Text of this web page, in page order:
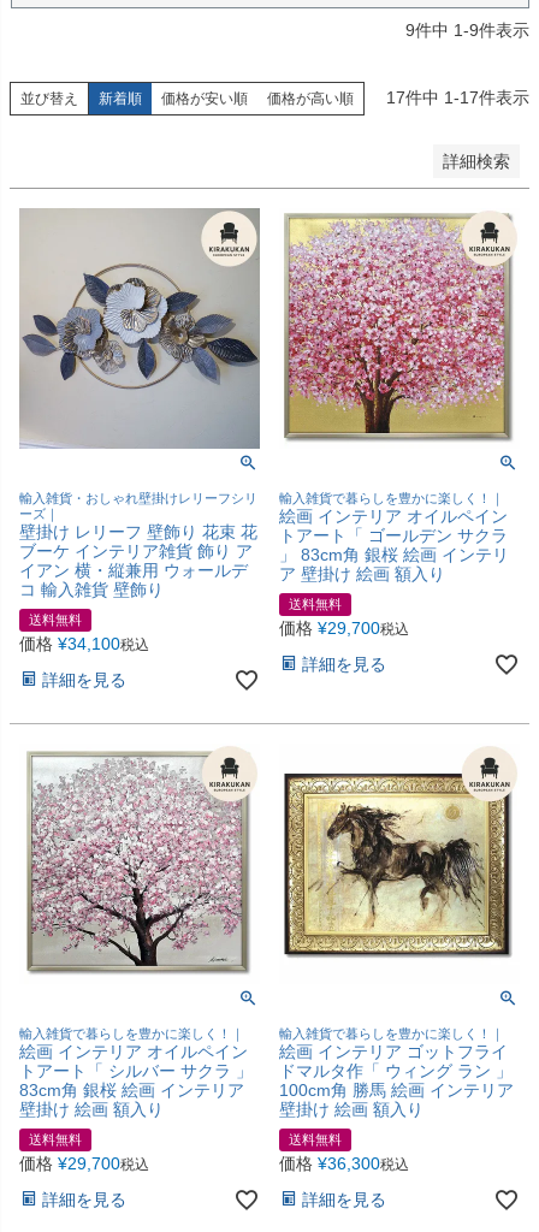
9件中 1-9件表示
並び替え 新着順 価格が安い順 価格が高い順 17件中 1-17件表示
詳細検索
優先度順
検索
輸入雑貨・おしゃれ壁掛けレリーフシリ
ーズ｜
壁掛け レリーフ 壁飾り 花束 花
ブーケ インテリア雑貨 飾り ア
イアン 横・縦兼用 ウォールデ
コ 輸入雑貨 壁飾り
送料無料
価格 ¥34,100税込
詳細を見る
輸入雑貨で暮らしを豊かに楽しく！｜
絵画 インテリア オイルペイン
トアート「 ゴールデン サクラ
」 83cm角 銀桜 絵画 インテリ
ア 壁掛け 絵画 額入り
送料無料
価格 ¥29,700税込
詳細を見る
輸入雑貨で暮らしを豊かに楽しく！｜
絵画 インテリア オイルペイン
トアート「 シルバー サクラ 」
83cm角 銀桜 絵画 インテリア
壁掛け 絵画 額入り
送料無料
価格 ¥29,700税込
詳細を見る
輸入雑貨で暮らしを豊かに楽しく！｜
絵画 インテリア ゴットフライ
ドマルタ作「 ウィング ラン 」
100cm角 勝馬 絵画 インテリア
壁掛け 絵画 額入り
送料無料
価格 ¥36,300税込
詳細を見る